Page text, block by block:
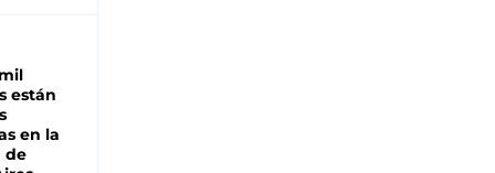
están
en la
de